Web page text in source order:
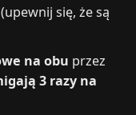
się, że są
na obu przez
3 razy na